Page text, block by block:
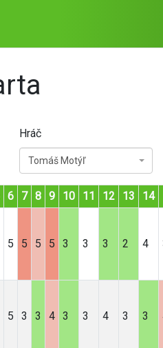
Hráč
Tomáš Motýľ
6 7 8 9 10 11 12 13 14
5 5 5 5 3 3 3 2 4
5 3 3 4 3 3 4 3 3